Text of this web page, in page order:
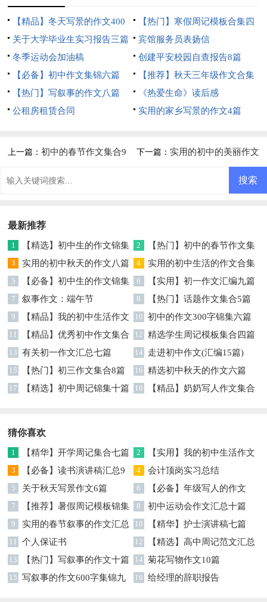
【精品】冬天写景的作文400
字三篇
【热门】寒假周记模板合集四
篇
关于大学毕业生实习报告三篇
宾馆服务员表扬信
冬季运动会加油稿
创建平安校园自查报告8篇
【必备】初中作文集锦六篇
【推荐】秋天三年级作文合集
5篇
【热门】写叙事的作文八篇
《热爱生命》读后感
公租房租赁合同
实用的家乡写景的作文4篇
上一篇：初中的春节作文集合9 下一篇： 实用的初中的美丽作文
最新推荐
1
【精选】初中生的作文锦集
5篇
2
【热门】初中的春节作文集
合6篇
3 实用的初中秋天的作文八篇 4
实用的初中生活的作文合集
6篇
5
【必备】初中生的作文锦集
9篇
6 【实用】初一作文汇编九篇
7 叙事作文：端午节 8 【热门】话题作文集合5篇
9
【精品】我的初中生活作文
锦集十篇
10 初中的作文300字锦集六篇
11
【精品】优秀初中作文集合
九篇
12 精选学生周记模板集合四篇
13 有关初一作文汇总七篇 14 走进初中作文(汇编15篇)
15 【热门】初三作文集合8篇 16 精选初中秋天的作文六篇
17 【精选】初中周记锦集十篇 18
【精品】奶奶写人作文集合
猜你喜欢
1 【精华】开学周记集合七篇 2
【实用】我的初中生活作文
锦集八篇
3
【必备】读书演讲稿汇总9
篇
4 会计顶岗实习总结
5 关于秋天写景作文6篇 6
【必备】年级写人的作文
300字汇总六篇
7
【推荐】暑假周记模板锦集
八篇
8 初中运动会作文汇总十篇
9
实用的春节叙事的作文汇总
6篇
10 【精华】护士演讲稿七篇
11 个人保证书 12
【精选】高中周记范文汇总
7篇
13 【热门】写叙事的作文十篇 14 菊花写物作文10篇
15
写叙事的作文600字集锦九
16 给经理的辞职报告